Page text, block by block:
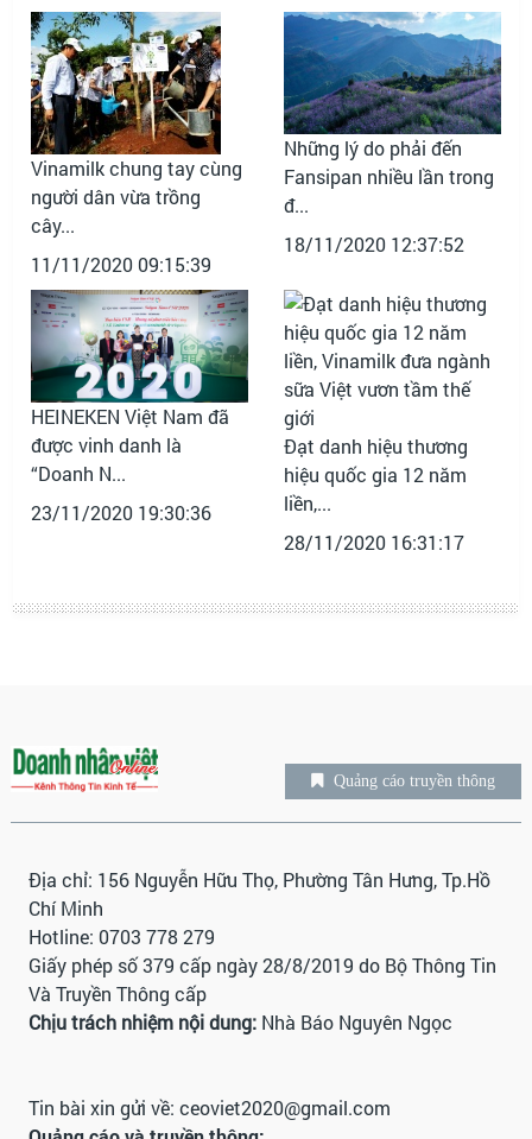
Vinamilk chung tay cùng
người dân vừa trồng
cây...
11/11/2020 09:15:39
Những lý do phải đến
Fansipan nhiều lần trong
đ...
18/11/2020 12:37:52
HEINEKEN Việt Nam đã
được vinh danh là
“Doanh N...
23/11/2020 19:30:36
Đạt danh hiệu thương
hiệu quốc gia 12 năm
liền,...
28/11/2020 16:31:17
Quảng cáo truyền thông
Địa chỉ: 156 Nguyễn Hữu Thọ, Phường Tân Hưng, Tp.Hồ
Chí Minh
Hotline: 0703 778 279
Giấy phép số 379 cấp ngày 28/8/2019 do Bộ Thông Tin
Và Truyền Thông cấp
Chịu trách nhiệm nội dung:Nhà Báo Nguyên Ngọc
Tin bài xin gửi về: ceoviet2020@gmail.com